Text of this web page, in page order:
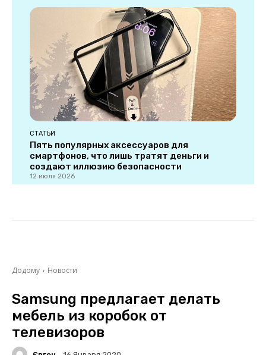
СТАТЬИ
Пять популярных аксессуаров для
смартфонов, что лишь тратят деньги и
создают иллюзию безопасности
12 июля 2026